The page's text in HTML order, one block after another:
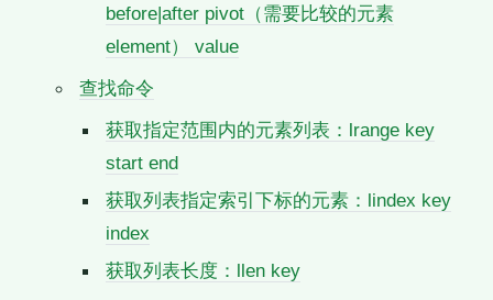
before|after pivot（需要比较的元素
element） value
查找命令
获取指定范围内的元素列表：lrange key
start end
获取列表指定索引下标的元素：lindex key
index
获取列表长度：llen key